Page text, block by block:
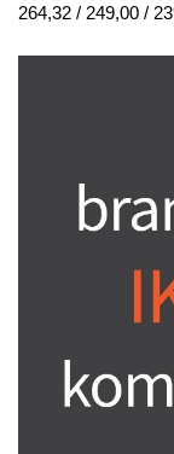
264,32 / 249,00 /